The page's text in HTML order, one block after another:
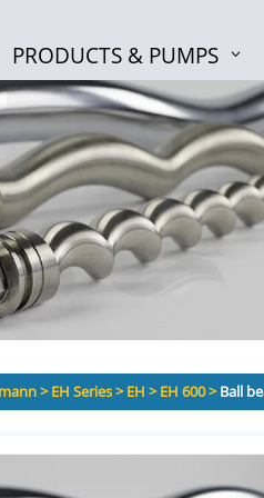
PRODUCTS & PUMPS
PRODUCTS & PUMPS
>EH Series>EH >EH 600>Ball